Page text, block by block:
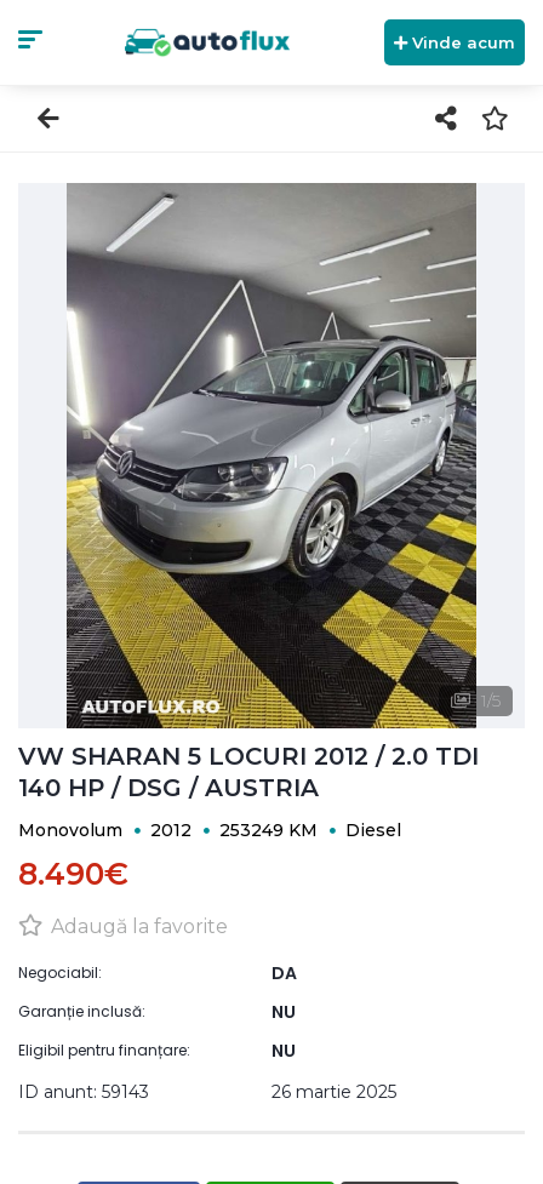
Vinde acum
1/5
VW SHARAN 5 LOCURI 2012 / 2.0 TDI
140 HP / DSG / AUSTRIA
Monovolum 2012 253249 KM Diesel
8.490€
Adaugă la favorite
Negociabil: DA
Garanție inclusă: NU
Eligibil pentru finanțare: NU
ID anunt: 59143 26 martie 2025